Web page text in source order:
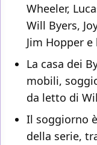
Wheeler,
Will Byers,
Jim Hopper
La casa dei
mobili,
da letto di
Il soggiorno
della serie,